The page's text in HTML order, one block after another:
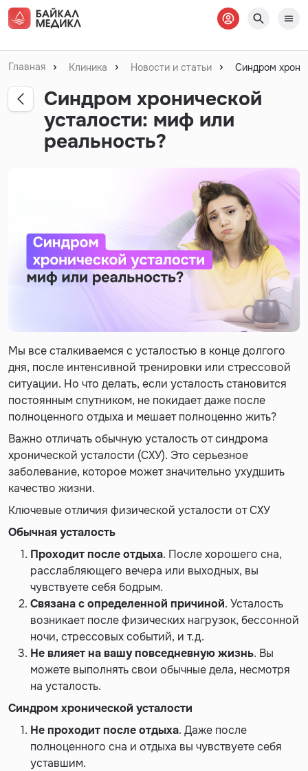
Главная Клиника Новости и статьи Синдром
Синдром хронической
усталости: миф или
реальность?
Мы все сталкиваемся с усталостью в конце долгого
дня, после интенсивной тренировки или стрессовой
ситуации. Но что делать, если усталость становится
постоянным спутником, не покидает даже после
полноценного отдыха и мешает полноценно жить?
Важно отличать обычную усталость от синдрома
хронической усталости (СХУ). Это серьезное
заболевание, которое может значительно ухудшить
качество жизни.
Ключевые отличия физической усталости от СХУ
Обычная усталость
Проходит после отдыха. После хорошего сна,
расслабляющего вечера или выходных, вы
чувствуете себя бодрым.
Связана с определенной причиной. Усталость
возникает после физических нагрузок, бессонной
ночи, стрессовых событий, и т.д.
Не влияет на вашу повседневную жизнь. Вы
можете выполнять свои обычные дела, несмотря
на усталость.
Синдром хронической усталости
Не проходит после отдыха. Даже после
полноценного сна и отдыха вы чувствуете себя
уставшим.